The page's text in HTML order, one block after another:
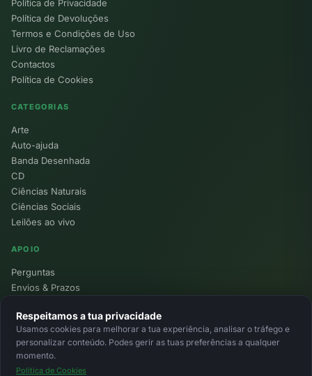
Política de Privacidade
Política de Devoluções
Termos e Condições de Uso
Livro de Reclamações
Contactos
Política de Cookies
CATEGORIAS
Arte
Auto-ajuda
Banda Desenhada
CD
Ciências Naturais
Ciências Sociais
Leilões ao vivo
APOIO
Perguntas
Envios & Prazos
Devoluções
Minha Conta
© 2026 Ecolivros. Todos os direitos reservados.
Respeitamos a tua privacidade
Usamos cookies para melhorar a tua experiência, analisar o tráfego e
personalizar conteúdo. Podes gerir as tuas preferências a qualquer
momento.
Política de Cookies